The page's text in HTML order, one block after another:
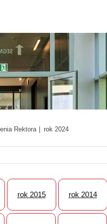
Rektora rok 2024
rok 2015 rok 2014